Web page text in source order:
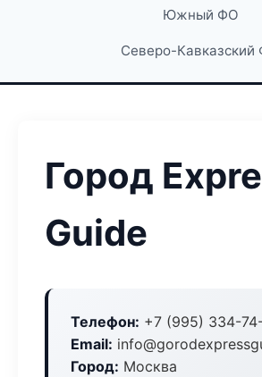
Южный ФО
Северо-Кавказский
Город
Guide
Телефон: +7 (995) 334-
Email:
Город: Москва